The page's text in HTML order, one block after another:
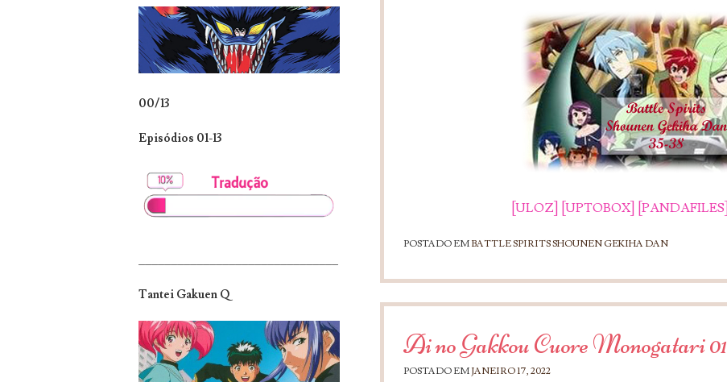
[ULOZ] [UPTOBOX] [PANDAFILES]
POSTADO EM BATTLE SPIRITS SHOUNEN GEKIHA DAN
Ai no Gakkou Cuore Monogatari 01
POSTADO EM JANEIRO 17, 2022
00/13
Episódios 01-13
_______________________________
Tantei Gakuen Q